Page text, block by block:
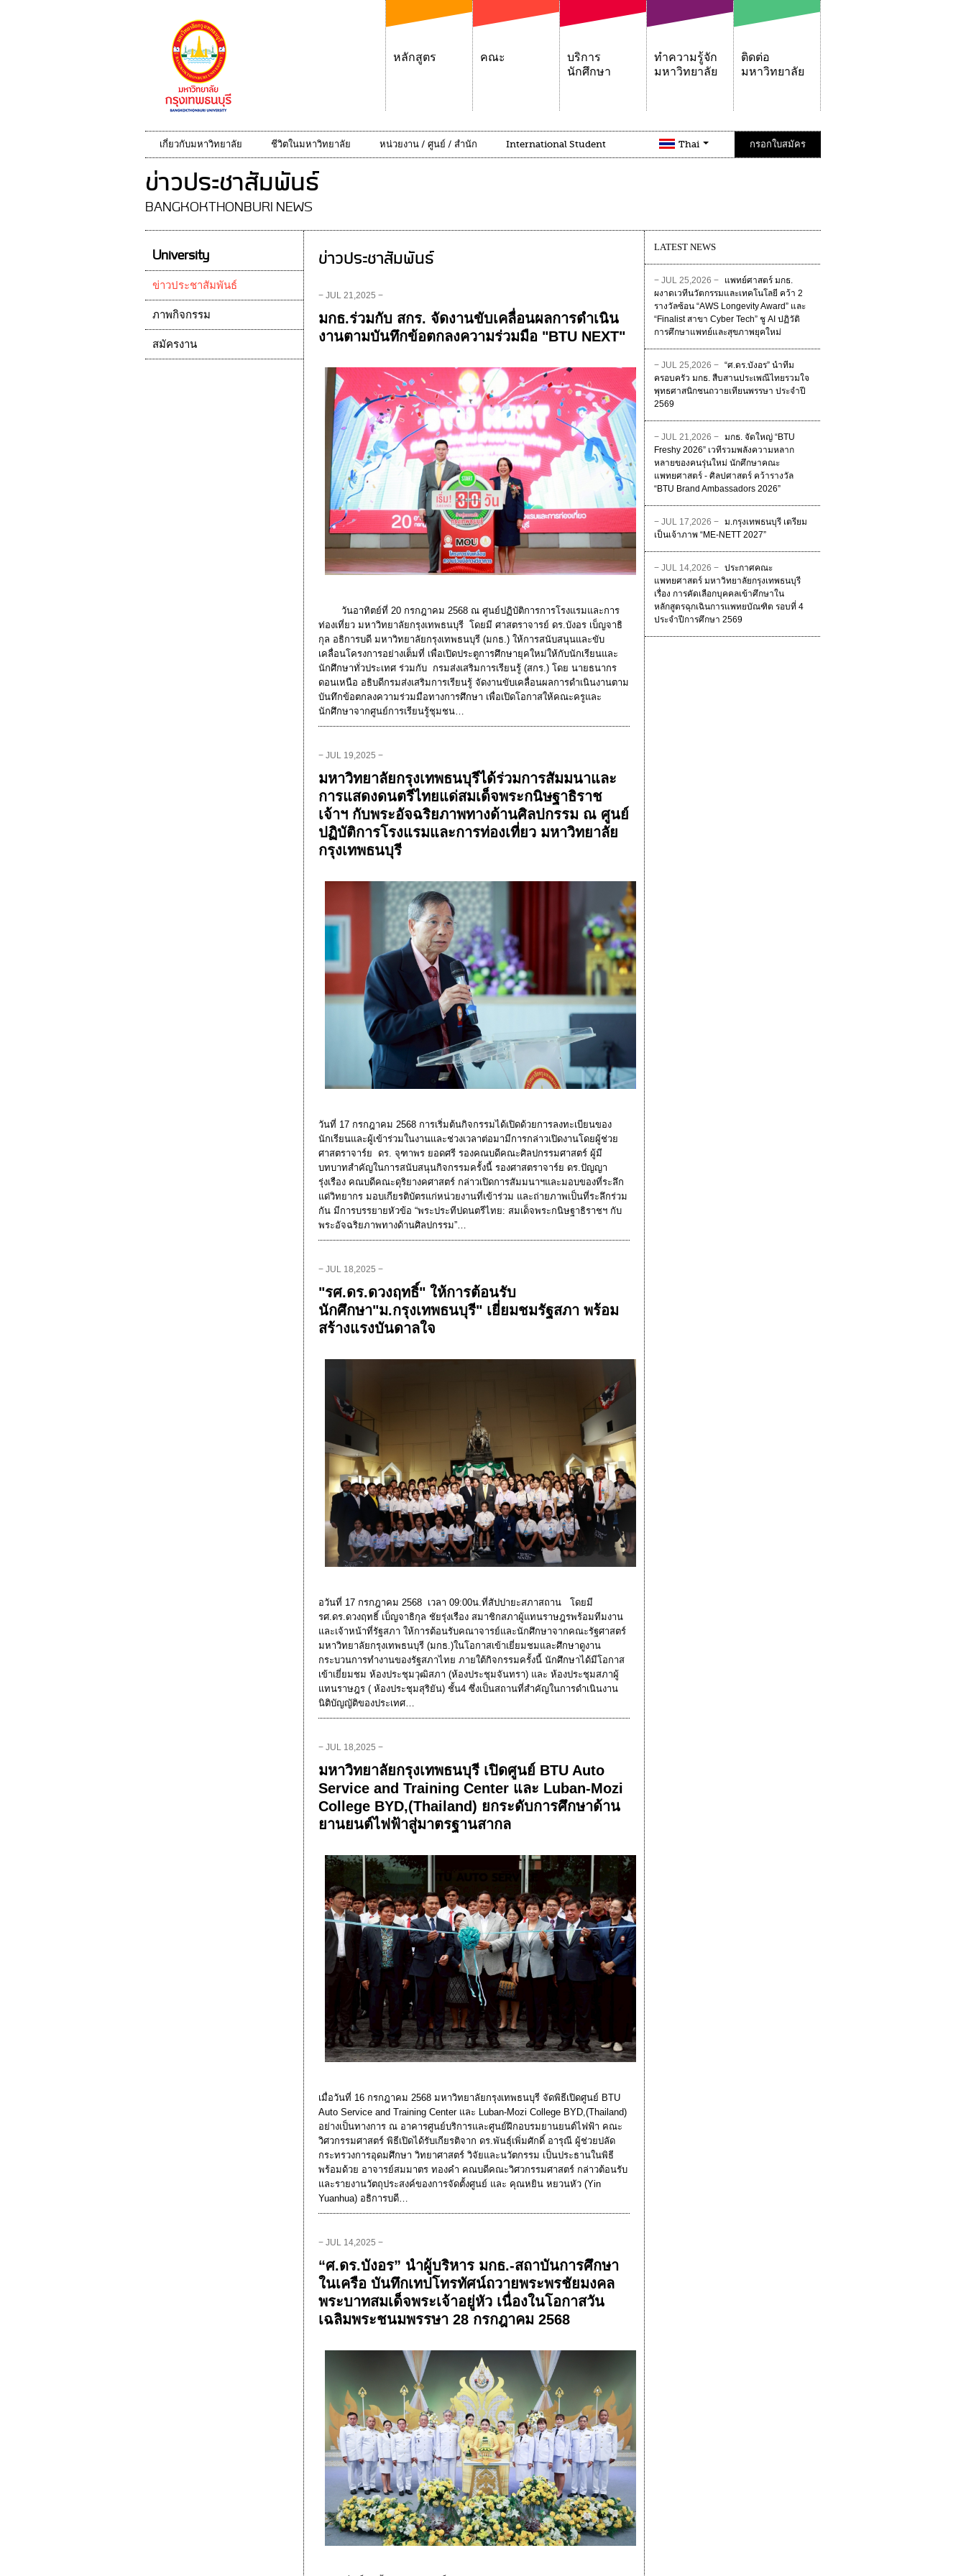
หลักสูตร คณะ
บริการ
นักศึกษา
ทำความรู้จัก
มหาวิทยาลัย
ติดต่อ
มหาวิทยาลัย
เกี่ยวกับมหาวิทยาลัย ชีวิตในมหาวิทยาลัย หน่วยงาน / ศูนย์ / สำนัก International Student Thai กรอกใบสมัคร
ข่าวประชาสัมพันธ์
BANGKOKTHONBURI NEWS
ข่าวประชาสัมพันธ์
− JUL 21,2025 −
มกธ.ร่วมกับ สกร. จัดงานขับเคลื่อนผลการดำเนิน
งานตามบันทึกข้อตกลงความร่วมมือ "BTU NEXT"
วันอาทิตย์ที่ 20 กรกฎาคม 2568 ณ ศูนย์ปฏิบัติการการโรงแรมและการ
ท่องเที่ยว มหาวิทยาลัยกรุงเทพธนบุรี โดยมี ศาสตราจารย์ ดร.บังอร เบ็ญจาธิ
กุล อธิการบดี มหาวิทยาลัยกรุงเทพธนบุรี (มกธ.) ให้การสนับสนุนและขับ
เคลื่อนโครงการอย่างเต็มที่ เพื่อเปิดประตูการศึกษายุคใหม่ให้กับนักเรียนและ
นักศึกษาทั่วประเทศ ร่วมกับ กรมส่งเสริมการเรียนรู้ (สกร.) โดย นายธนากร
ดอนเหนือ อธิบดีกรมส่งเสริมการเรียนรู้ จัดงานขับเคลื่อนผลการดำเนินงานตาม
บันทึกข้อตกลงความร่วมมือทางการศึกษา เพื่อเปิดโอกาสให้คณะครูและ
นักศึกษาจากศูนย์การเรียนรู้ชุมชน…
− JUL 19,2025 −
มหาวิทยาลัยกรุงเทพธนบุรีได้ร่วมการสัมมนาและ
การแสดงดนตรีไทยแด่สมเด็จพระกนิษฐาธิราช
เจ้าฯ กับพระอัจฉริยภาพทางด้านศิลปกรรม ณ ศูนย์
ปฏิบัติการโรงแรมและการท่องเที่ยว มหาวิทยาลัย
กรุงเทพธนบุรี
วันที่ 17 กรกฎาคม 2568 การเริ่มต้นกิจกรรมได้เปิดด้วยการลงทะเบียนของ
นักเรียนและผู้เข้าร่วมในงานและช่วงเวลาต่อมามีการกล่าวเปิดงานโดยผู้ช่วย
ศาสตราจาร์ย ดร. จุฑาพร ยอดศรี รองคณบดีคณะศิลปกรรมศาสตร์ ผู้มี
บทบาทสำคัญในการสนับสนุนกิจกรรมครั้งนี้ รองศาสตราจาร์ย ดร.ปัญญา
รุ่งเรือง คณบดีคณะดุริยางคศาสตร์ กล่าวเปิดการสัมมนาฯและมอบของที่ระลึก
แด่วิทยากร มอบเกียรติบัตรแก่หน่วยงานที่เข้าร่วม และถ่ายภาพเป็นที่ระลึกร่วม
กัน มีการบรรยายหัวข้อ “พระประทีปดนตรีไทย: สมเด็จพระกนิษฐาธิราชฯ กับ
พระอัจฉริยภาพทางด้านศิลปกรรม”…
− JUL 18,2025 −
"รศ.ดร.ดวงฤทธิ์" ให้การต้อนรับ
นักศึกษา"ม.กรุงเทพธนบุรี" เยี่ยมชมรัฐสภา พร้อม
สร้างแรงบันดาลใจ
อวันที่ 17 กรกฎาคม 2568 เวลา 09:00น.ที่สัปปายะสภาสถาน โดยมี
รศ.ดร.ดวงฤทธิ์ เบ็ญจาธิกุล ชัยรุ่งเรือง สมาชิกสภาผู้แทนราษฎรพร้อมทีมงาน
และเจ้าหน้าที่รัฐสภา ให้การต้อนรับคณาจารย์และนักศึกษาจากคณะรัฐศาสตร์
มหาวิทยาลัยกรุงเทพธนบุรี (มกธ.)ในโอกาสเข้าเยี่ยมชมและศึกษาดูงาน
กระบวนการทำงานของรัฐสภาไทย ภายใต้กิจกรรมครั้งนี้ นักศึกษาได้มีโอกาส
เข้าเยี่ยมชม ห้องประชุมวุฒิสภา (ห้องประชุมจันทรา) และ ห้องประชุมสภาผู้
แทนราษฎร ( ห้องประชุมสุริยัน) ชั้น4 ซึ่งเป็นสถานที่สำคัญในการดำเนินงาน
นิติบัญญัติของประเทศ…
− JUL 18,2025 −
มหาวิทยาลัยกรุงเทพธนบุรี เปิดศูนย์ BTU Auto
Service and Training Center และ Luban-Mozi
College BYD,(Thailand) ยกระดับการศึกษาด้าน
ยานยนต์ไฟฟ้าสู่มาตรฐานสากล
เมื่อวันที่ 16 กรกฎาคม 2568 มหาวิทยาลัยกรุงเทพธนบุรี จัดพิธีเปิดศูนย์ BTU
Auto Service and Training Center และ Luban-Mozi College BYD,(Thailand)
อย่างเป็นทางการ ณ อาคารศูนย์บริการและศูนย์ฝึกอบรมยานยนต์ไฟฟ้า คณะ
วิศวกรรมศาสตร์ พิธีเปิดได้รับเกียรติจาก ดร.พันธุ์เพิ่มศักดิ์ อารุณี ผู้ช่วยปลัด
กระทรวงการอุดมศึกษา วิทยาศาสตร์ วิจัยและนวัตกรรม เป็นประธานในพิธี
พร้อมด้วย อาจารย์สมมาตร ทองคำ คณบดีคณะวิศวกรรมศาสตร์ กล่าวต้อนรับ
และรายงานวัตถุประสงค์ของการจัดตั้งศูนย์ และ คุณหยิน หยวนหัว (Yin
Yuanhua) อธิการบดี…
− JUL 14,2025 −
“ศ.ดร.บังอร” นำผู้บริหาร มกธ.-สถาบันการศึกษา
ในเครือ บันทึกเทปโทรทัศน์ถวายพระพรชัยมงคล
พระบาทสมเด็จพระเจ้าอยู่หัว เนื่องในโอกาสวัน
เฉลิมพระชนมพรรษา 28 กรกฎาคม 2568
LATEST NEWS
− JUL 25,2026 −
แพทย์ศาสตร์ มกธ.
ผงาดเวทีนวัตกรรมและเทคโนโลยี คว้า 2
รางวัลซ้อน “AWS Longevity Award” และ
“Finalist สาขา Cyber Tech” ชู AI ปฏิวัติ
การศึกษาแพทย์และสุขภาพยุคใหม่
− JUL 25,2026 − “ศ.ดร.บังอร” นำทีม
ครอบครัว มกธ. สืบสานประเพณีไทยรวมใจ
พุทธศาสนิกชนถวายเทียนพรรษา ประจำปี
2569
− JUL 21,2026 − มกธ. จัดใหญ่ “BTU
Freshy 2026” เวทีรวมพลังความหลาก
หลายของคนรุ่นใหม่ นักศึกษาคณะ
แพทยศาสตร์ - ศิลปศาสตร์ คว้ารางวัล
“BTU Brand Ambassadors 2026”
− JUL 17,2026 − ม.กรุงเทพธนบุรี เตรียม
เป็นเจ้าภาพ “ME-NETT 2027”
− JUL 14,2026 − ประกาศคณะ
แพทยศาสตร์ มหาวิทยาลัยกรุงเทพธนบุรี
เรื่อง การคัดเลือกบุคคลเข้าศึกษาใน
หลักสูตรฉุกเฉินการแพทยบัณฑิต รอบที่ 4
ประจําปีการศึกษา 2569
University
ข่าวประชาสัมพันธ์
ภาพกิจกรรม
สมัครงาน